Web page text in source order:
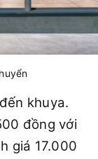
khuya.
đồng với
giá 17.000